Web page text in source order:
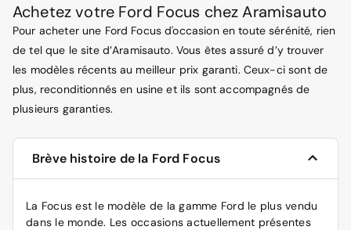
Achetez votre Ford Focus chez Aramisauto
Pour acheter une Ford Focus d'occasion en toute sérénité, rien
de tel que le site d’Aramisauto. Vous êtes assuré d’y trouver
les modèles récents au meilleur prix garanti. Ceux-ci sont de
plus, reconditionnés en usine et ils sont accompagnés de
plusieurs garanties.
Brève histoire de la Ford Focus
La Focus est le modèle de la gamme Ford le plus vendu
dans le monde. Les occasions actuellement présentes